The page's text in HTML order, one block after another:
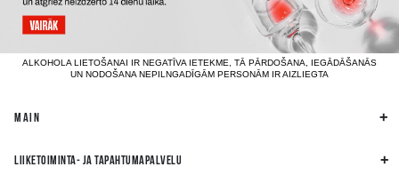
ALKOHOLA LIETOŠANAI IR NEGATĪVA IETEKME, TĀ PĀRDOŠANA, IEGĀDĀŠANĀS
UN NODOŠANA NEPILNGADĪGĀM PERSONĀM IR AIZLIEGTA
MAIN
LIIKETOIMINTA- JA TAPAHTUMAPALVELU